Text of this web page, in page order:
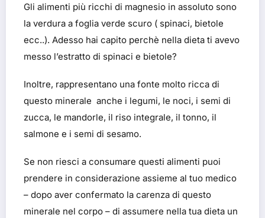
Gli alimenti più ricchi di magnesio in assoluto sono
la verdura a foglia verde scuro ( spinaci, bietole
ecc..). Adesso hai capito perchè nella dieta ti avevo
messo l’estratto di spinaci e bietole?
Inoltre, rappresentano una fonte molto ricca di
questo minerale anche i legumi, le noci, i semi di
zucca, le mandorle, il riso integrale, il tonno, il
salmone e i semi di sesamo.
Se non riesci a consumare questi alimenti puoi
prendere in considerazione assieme al tuo medico
– dopo aver confermato la carenza di questo
minerale nel corpo – di assumere nella tua dieta un